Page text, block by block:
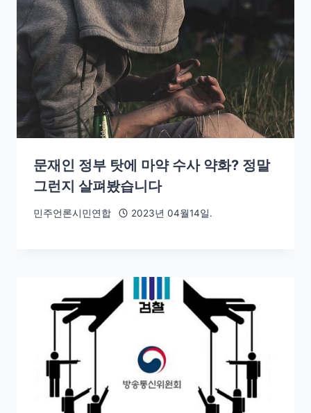
문재인 정부 탓에 마약 수사 약화? 정말
그런지 살펴봤습니다
민주언론시민연합 2023년 04월14일.